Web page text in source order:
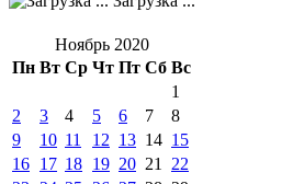
Ноябрь 2020
Пн Вт Ср Чт Пт Сб Вс
1
2
3 4 5 6 7
8
9
10 11 12 13 14 15
16 17 18 19 20 21
22